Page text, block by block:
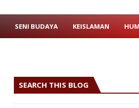
SENI BUDAYA KEISLAMAN
SEARCH THIS BLOG